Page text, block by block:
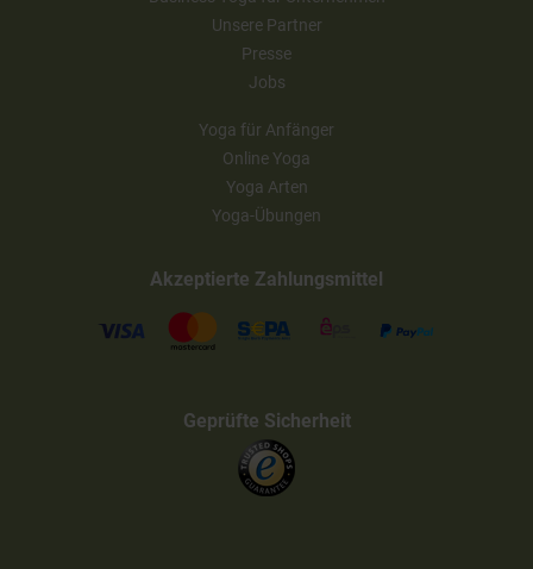
Unsere Partner
Presse
Jobs
Yoga für Anfänger
Online Yoga
Yoga Arten
Yoga-Übungen
Akzeptierte Zahlungsmittel
Geprüfte Sicherheit